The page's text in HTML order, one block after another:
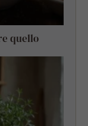
quello